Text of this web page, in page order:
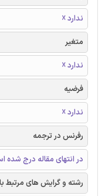
ندارد ☓
متغیر
ندارد ☓
فرضیه
ندارد ☓
رفرنس در ترجمه
در انتهای مقاله درج شده
رشته و گرایش های مرتبط